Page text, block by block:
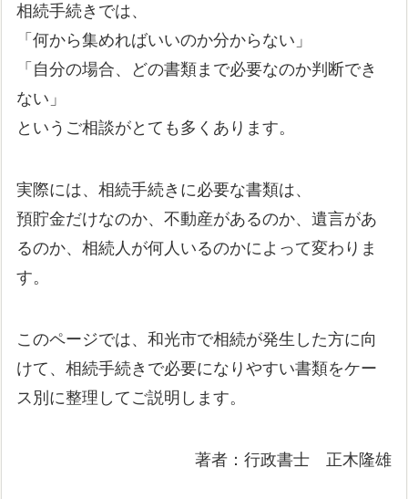
相続手続きでは、
「何から集めればいいのか分からない」
「自分の場合、どの書類まで必要なのか判断でき
ない」
というご相談がとても多くあります。
実際には、相続手続きに必要な書類は、
預貯金だけなのか、不動産があるのか、遺言があ
るのか、相続人が何人いるのかによって変わりま
す。
このページでは、和光市で相続が発生した方に向
けて、相続手続きで必要になりやすい書類をケー
ス別に整理してご説明します。
著者：行政書士 正木隆雄